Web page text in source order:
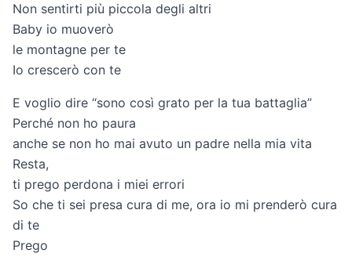
Non sentirti più piccola degli altri
Baby io muoverò
le montagne per te
Io crescerò con te
E voglio dire “sono così grato per la tua battaglia”
Perché non ho paura
anche se non ho mai avuto un padre nella mia vita
Resta,
ti prego perdona i miei errori
So che ti sei presa cura di me, ora io mi prenderò cura
di te
Prego